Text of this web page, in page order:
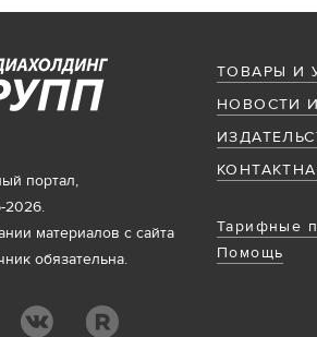
ТОВАРЫ И
НОВОСТИ
Тарифные
Помощь
портал,
2026.
материалов с сайта
обязательна.